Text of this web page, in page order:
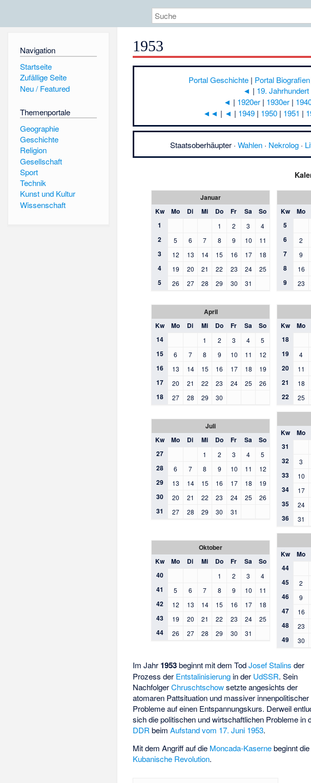
Navigation
Startseite
Zufällige Seite
Neu / Featured
Themenportale
Geographie
Geschichte
Religion
Gesellschaft
Sport
Technik
Kunst und Kultur
Wissenschaft
1953
Portal Geschichte | Portal Biografien
◄ | 19. Jahrhundert
◄ | 1920er| 1930er|
◄◄ | ◄ | 1949| 1950| 1951 |
Staatsoberhäupter· Wahlen· Nekrolog·
Januar
Kw
Mo Di Mi Do Fr Sa
So
1
1 2 3 4
2 5 6 7 8 9 10 11
3 12 13 14 15 16 17 18
4 19 20 21 22 23 24 25
5 26 27 28 29 30 31
Kw
Mo
5
6 2
7 9
8 16
9 23
April
Kw
Mo Di Mi Do Fr Sa
So
14
1 2 3 4 5
15 6 7 8 9 10 11 12
16 13 14 15 16 17 18 19
17 20 21 22 23 24 25 26
18 27 28 29 30
Kw
Mo
18
19 4
20 11
21 18
22 25
Juli
Kw
Mo Di Mi Do Fr Sa
So
27
1 2 3 4 5
28 6 7 8 9 10 11 12
29 13 14 15 16 17 18 19
30 20 21 22 23 24 25 26
31 27 28 29 30 31
Kw
Mo
31
32 3
33 10
34 17
35 24
36 31
Oktober
Kw
Mo Di Mi Do Fr Sa
So
40
1 2 3 4
41 5 6 7 8 9 10 11
42 12 13 14 15 16 17 18
43 19 20 21 22 23 24 25
44 26 27 28 29 30 31
Kw
Mo
44
45 2
46 9
47 16
48 23
49 30
Im Jahr 1953beginnt mit dem TodJosef Stalins der
Prozess der Entstalinisierung in der UdSSR. Sein
NachfolgerChruschtschowsetzte angesichts der
atomaren Pattsituation und massiver innenpolitischer
Probleme auf einen Entspannungskurs. Derweil
sich die politischen und wirtschaftlichen Probleme in
DDR beimAufstand vom 17. Juni 1953.
Mit dem Angriff auf die Moncada-Kasernebeginnt die
Kubanische Revolution.